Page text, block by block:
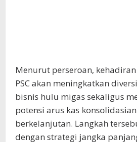
Menurut perseroan,
PSC akan meningkatkan
bisnis hulu migas sekaligus
potensi arus kas
berkelanjutan. Langkah
dengan strategi jangka